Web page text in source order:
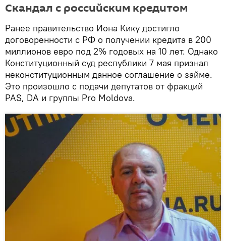
Скандал с российским кредитом
Ранее правительство Иона Кику достигло
договоренности с РФ о получении кредита в 200
миллионов евро под 2% годовых на 10 лет. Однако
Конституционный суд республики 7 мая признал
неконституционным данное соглашение о займе.
Это произошло с подачи депутатов от фракций
PAS, DA и группы Pro Moldova.